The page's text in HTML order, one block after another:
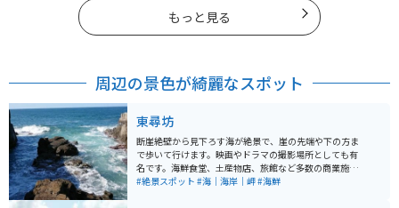
もっと見る
周辺の景色が綺麗なスポット
東尋坊
断崖絶壁から見下ろす海が絶景で、崖の先端や下の方ま
で歩いて行けます。映画やドラマの撮影場所としても有
名です。海鮮食堂、土産物店、旅館など多数の商業施設
もあります。遊覧船で海から眺めることも可能です。海
#絶景スポット #海｜海岸｜岬#海鮮